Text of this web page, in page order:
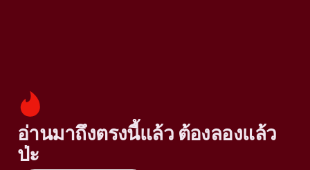
อ่านมาถึงตรงนี้แล้ว ต้องลองแล้ว
ป่ะ